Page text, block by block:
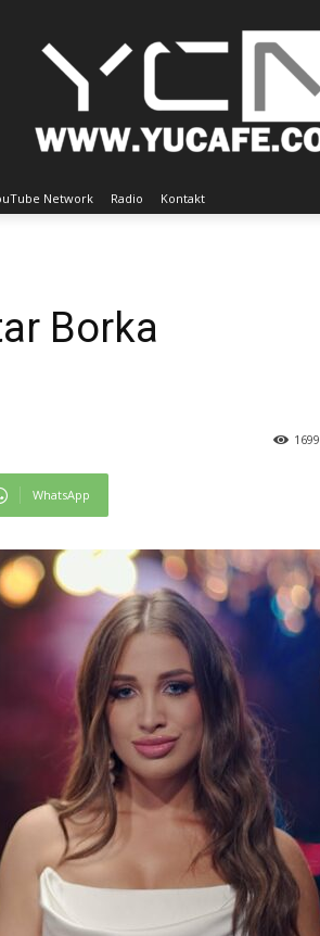
Network Radio Kontakt
Borka
1699
WhatsApp